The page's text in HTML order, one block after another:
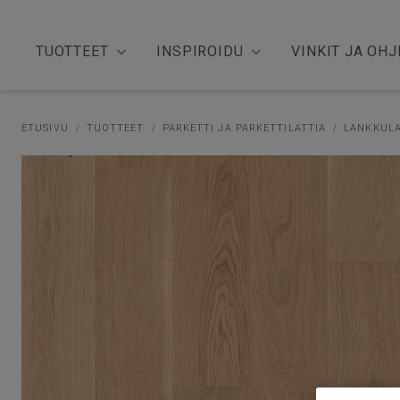
TUOTTEET INSPIROIDU VINKIT JA
ETUSIVU TUOTTEET PARKETTI JA PARKETTILATTIA